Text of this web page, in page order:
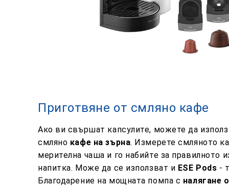
Приготвяне от смляно кафе
Ако ви свършат капсулите, можете да
смляно кафе на зърна. Измерете смляното
мерителна чаша и го набийте за правилното
напитка. Може да се използват и ESE Pods -
Благодарение на мощната помпа с налягане